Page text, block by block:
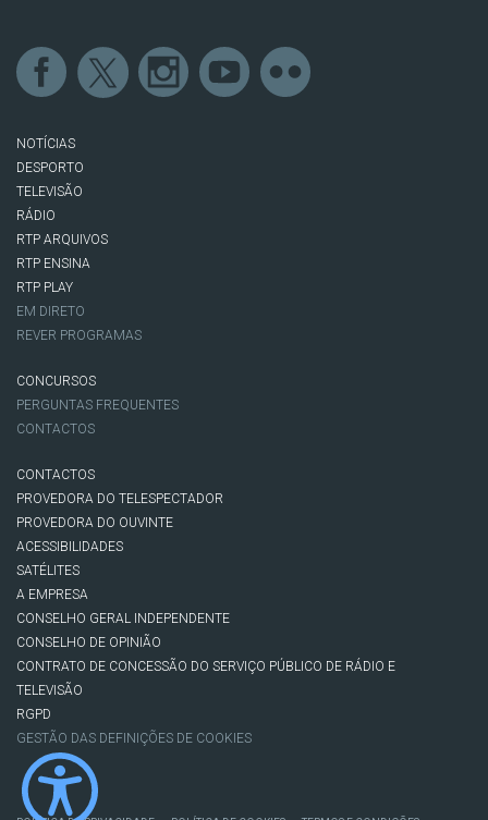
NOTÍCIAS
DESPORTO
TELEVISÃO
RÁDIO
RTP ARQUIVOS
RTP ENSINA
RTP PLAY
EM DIRETO
REVER PROGRAMAS
CONCURSOS
PERGUNTAS FREQUENTES
CONTACTOS
CONTACTOS
PROVEDORA DO TELESPECTADOR
PROVEDORA DO OUVINTE
ACESSIBILIDADES
SATÉLITES
A EMPRESA
CONSELHO GERAL INDEPENDENTE
CONSELHO DE OPINIÃO
CONTRATO DE CONCESSÃO DO SERVIÇO PÚBLICO DE RÁDIO E
TELEVISÃO
RGPD
GESTÃO DAS DEFINIÇÕES DE COOKIES